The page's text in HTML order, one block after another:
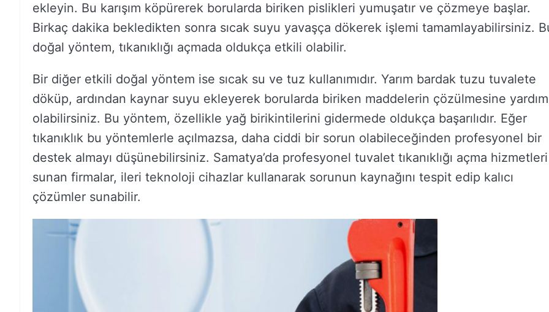
ekleyin. Bu karışım köpürerek borularda biriken pislikleri yumuşatır ve çözmeye başlar.
Birkaç dakika bekledikten sonra sıcak suyu yavaşça dökerek işlemi tamamlayabilirsiniz.
doğal yöntem, tıkanıklığı açmada oldukça etkili olabilir.
Bir diğer etkili doğal yöntem ise sıcak su ve tuz kullanımıdır. Yarım bardak tuzu tuvalete
döküp, ardından kaynar suyu ekleyerek borularda biriken maddelerin çözülmesine
olabilirsiniz. Bu yöntem, özellikle yağ birikintilerini gidermede oldukça başarılıdır. Eğer
tıkanıklık bu yöntemlerle açılmazsa, daha ciddi bir sorun olabileceğinden profesyonel bir
destek almayı düşünebilirsiniz. Samatya’da profesyonel tuvalet tıkanıklığı açma hizmetleri
sunan firmalar, ileri teknoloji cihazlar kullanarak sorunun kaynağını tespit edip kalıcı
çözümler sunabilir.